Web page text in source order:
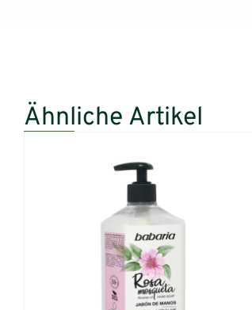
Ähnliche Artikel